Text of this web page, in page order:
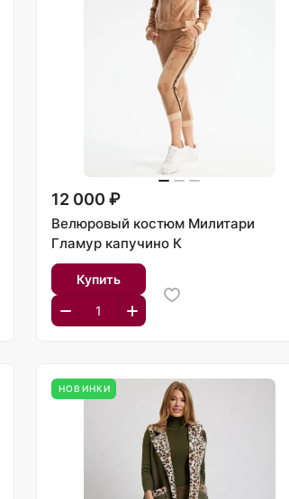
12 000 ₽
Велюровый костюм Милитари
Гламур капучино К
Купить
НОВИНКИ